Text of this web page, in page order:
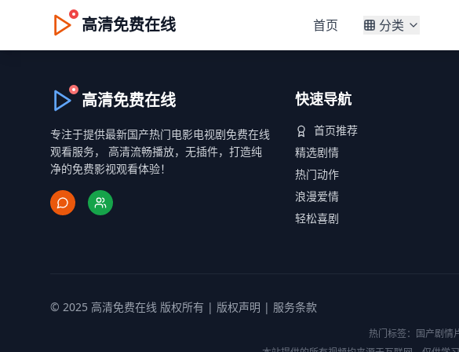
高清免费在线 首页 分类
高清免费在线
专注于提供最新国产热门电影电视剧免费在线
观看服务， 高清流畅播放，无插件，打造纯
净的免费影视观看体验！
快速导航
首页推荐
精选剧情
热门动作
浪漫爱情
轻松喜剧
© 2025 高清免费在线 版权所有 | 版权声明 | 服务条款
热门标签： 国产剧情